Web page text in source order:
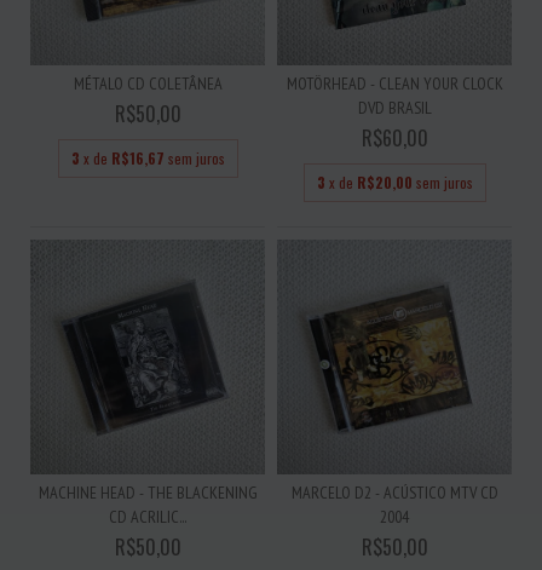
MÉTALO CD COLETÂNEA
R$50,00
3 x de R$16,67 sem juros
MOTÖRHEAD - CLEAN YOUR CLOCK
DVD BRASIL
R$60,00
3 x de R$20,00 sem juros
MACHINE HEAD - THE BLACKENING
CD ACRILIC...
R$50,00
MARCELO D2 - ACÚSTICO MTV CD
2004
R$50,00